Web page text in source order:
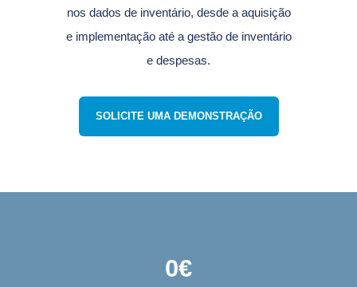
nos dados de inventário, desde a aquisição
e implementação até a gestão de inventário
e despesas.
SOLICITE UMA DEMONSTRAÇÃO
0€